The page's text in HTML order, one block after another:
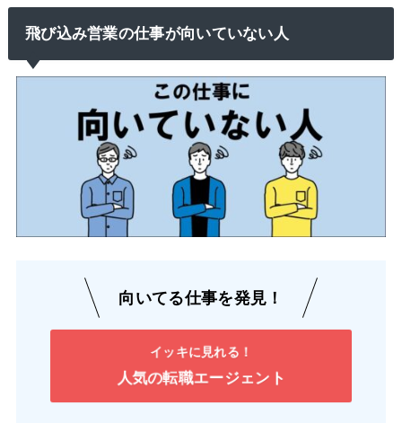
飛び込み営業の仕事が向いていない人
向いてる仕事を発見！
イッキに見れる！
人気の転職エージェント